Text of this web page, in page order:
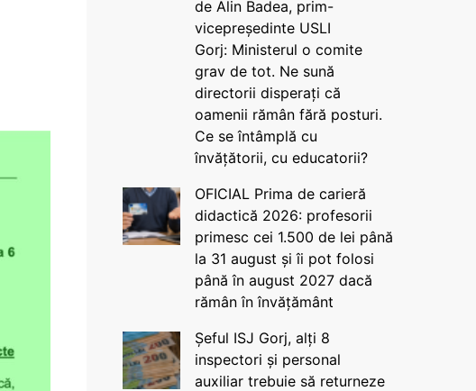
de Alin Badea, prim-
vicepreședinte USLI
Gorj: Ministerul o comite
grav de tot. Ne sună
directorii disperați că
oamenii rămân fără posturi.
Ce se întâmplă cu
învățătorii, cu educatorii?
OFICIAL Prima de carieră
didactică 2026: profesorii
primesc cei 1.500 de lei până
la 31 august și îi pot folosi
până în august 2027 dacă
rămân în învățământ
Șeful ISJ Gorj, alți 8
inspectori și personal
auxiliar trebuie să returneze